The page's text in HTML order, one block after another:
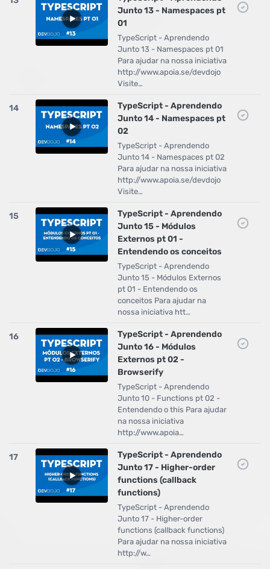
Junto 13 - Namespaces pt
01
TypeScript - Aprendendo
Junto 13 - Namespaces pt 01
Para ajudar na nossa iniciativa
http://www.apoia.se/devdojo
Visite…
14
TypeScript - Aprendendo
Junto 14 - Namespaces pt
02
TypeScript - Aprendendo
Junto 14 - Namespaces pt 02
Para ajudar na nossa iniciativa
http://www.apoia.se/devdojo
Visite…
15
TypeScript - Aprendendo
Junto 15 - Módulos
Externos pt 01 -
Entendendo os conceitos
TypeScript - Aprendendo
Junto 15 - Módulos Externos
pt 01 - Entendendo os
conceitos Para ajudar na
nossa iniciativa htt…
16
TypeScript - Aprendendo
Junto 16 - Módulos
Externos pt 02 -
Browserify
TypeScript - Aprendendo
Junto 10 - Functions pt 02 -
Entendendo o this Para ajudar
na nossa iniciativa
http://www.apoia…
17
TypeScript - Aprendendo
Junto 17 - Higher-order
functions (callback
functions)
TypeScript - Aprendendo
Junto 17 - Higher-order
functions (callback functions)
Para ajudar na nossa iniciativa
http://w…